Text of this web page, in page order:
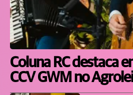
Coluna RC destaca
CCV GWM no